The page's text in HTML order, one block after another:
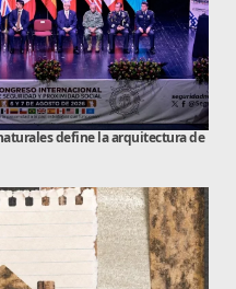
define la arquitectura de